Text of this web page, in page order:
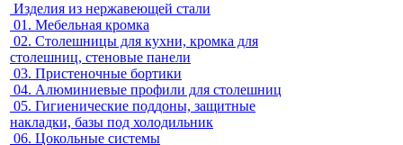
Изделия из нержавеющей стали
01. Мебельная кромка
02. Столешницы для кухни, кромка для
столешниц, стеновые панели
03. Пристеночные бортики
04. Алюминиевые профили для столешниц
05. Гигиенические поддоны, защитные
накладки, базы под холодильник
06. Цокольные системы